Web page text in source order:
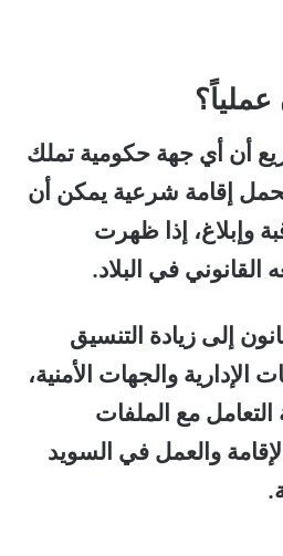
عملياً؟
أن أي جهة حكومية تملك
إقامة شرعية يمكن أن
وإبلاغ، إذا ظهرت
في البلاد.
إلى زيادة التنسيق
والجهات الأمنية،
مع الملفات
والعمل في السويد